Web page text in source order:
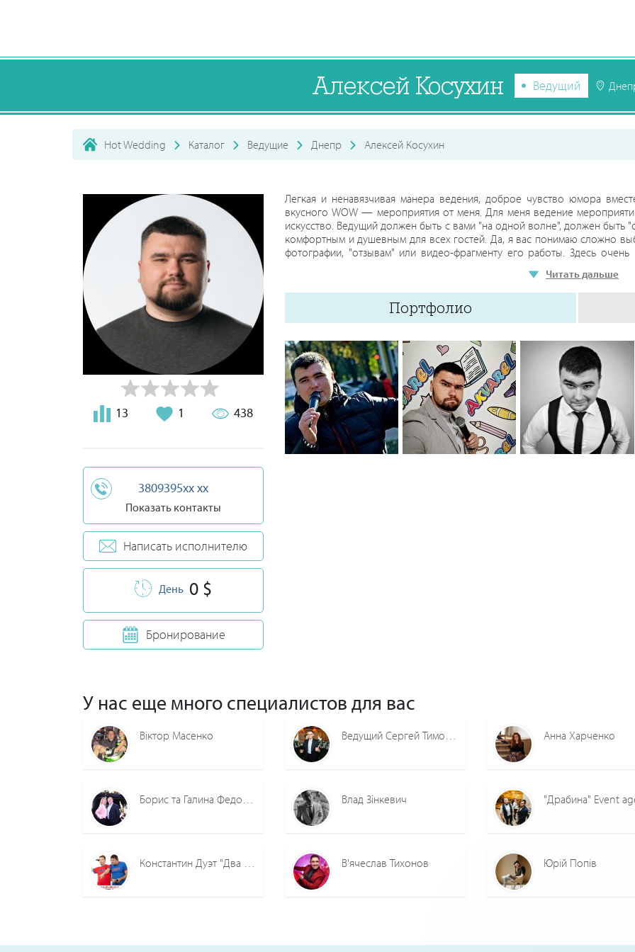
Алексей Косухин Ведущий
Hot Wedding Каталог Ведущие Днепр Алексей Косухин
13 1 438
3809395xx xx
Показать контакты
Написать исполнителю
День 0 $
Бронирование
Легкая и ненавязчивая манера ведения, доброе чувство юмора
вкусного WOW — мероприятия от меня. Для меня ведение
искусство. Ведущий должен быть с вами "на одной волне", должен быть
комфортным и душевным для всех гостей. Да, я вас понимаю сложно
фотографии, "отзывам" или видео-фрагменту его работы. Здесь
Читать дальше
Портфолио
У нас еще много специалистов для вас
Віктор Масенко Ведущий Сергей Тимошенко Ведущий Сергей Тимошенко Анна Харченко
Борис та Галина Федорченко Влад Зінкевич "Драбина" Event
Константин Дуэт "Два болтуна" В'ячеслав Тихонов Юрій Попів